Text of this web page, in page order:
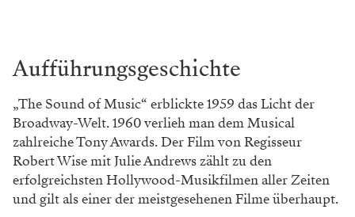
Aufführungsgeschichte
„The Sound of Music“ erblickte 1959 das Licht der
Broadway-Welt. 1960 verlieh man dem Musical
zahlreiche Tony Awards. Der Film von Regisseur
Robert Wise mit Julie Andrews zählt zu den
erfolgreichsten Hollywood-Musikfilmen aller Zeiten
und gilt als einer der meistgesehenen Filme überhaupt.